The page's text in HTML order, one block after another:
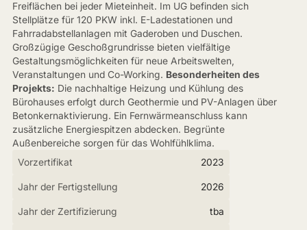
Freiflächen bei jeder Mieteinheit. Im UG befinden sich
Stellplätze für 120 PKW inkl. E-Ladestationen und
Fahrradabstellanlagen mit Gaderoben und Duschen.
Großzügige Geschoßgrundrisse bieten vielfältige
Gestaltungsmöglichkeiten für neue Arbeitswelten,
Veranstaltungen und Co-Working. Besonderheiten des
Projekts: Die nachhaltige Heizung und Kühlung des
Bürohauses erfolgt durch Geothermie und PV-Anlagen über
Betonkernaktivierung. Ein Fernwärmeanschluss kann
zusätzliche Energiespitzen abdecken. Begrünte
Außenbereiche sorgen für das Wohlfühlklima.
Vorzertifikat
2023
Jahr der Fertigstellung 2026
Jahr der Zertifizierung tba